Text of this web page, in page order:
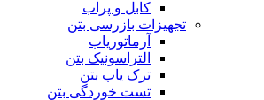
کابل و پراب
تجهیزات بازرسی بتن
آرماتوریاب
التراسونیک بتن
ترک یاب بتن
تست خوردگی بتن